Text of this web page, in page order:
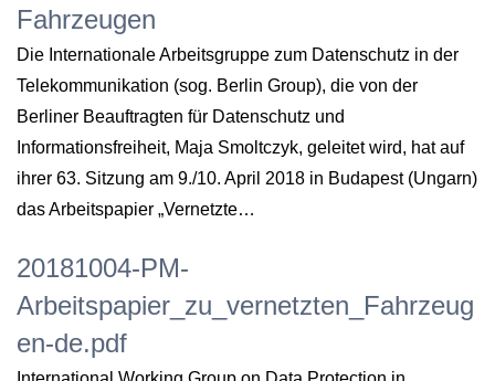
Fahrzeugen
Die Internationale Arbeitsgruppe zum Datenschutz in der
Telekommunikation (sog. Berlin Group), die von der
Berliner Beauftragten für Datenschutz und
Informationsfreiheit, Maja Smoltczyk, geleitet wird, hat auf
ihrer 63. Sitzung am 9./10. April 2018 in Budapest (Ungarn)
das Arbeitspapier „Vernetzte…
20181004-PM-
Arbeitspapier_zu_vernetzten_Fahrzeug
en-de.pdf